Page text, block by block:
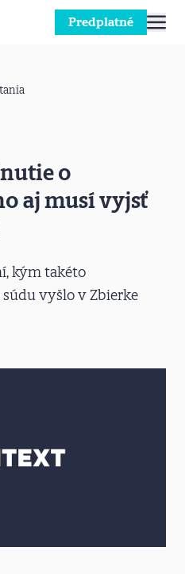
Predplatné
o
aj musí vyjsť
kým takéto
vyšlo v Zbierke